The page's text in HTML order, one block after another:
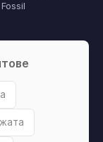
Fossil